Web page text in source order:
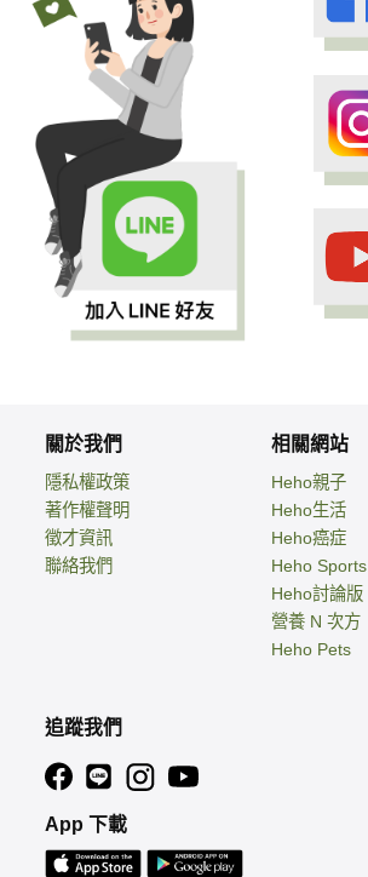
關於我們
隱私權政策
著作權聲明
徵才資訊
聯絡我們
相關網站
Heho親子
Heho生活
Heho癌症
Heho Sports
Heho討論版
營養 N 次方
Heho Pets
追蹤我們
App 下載